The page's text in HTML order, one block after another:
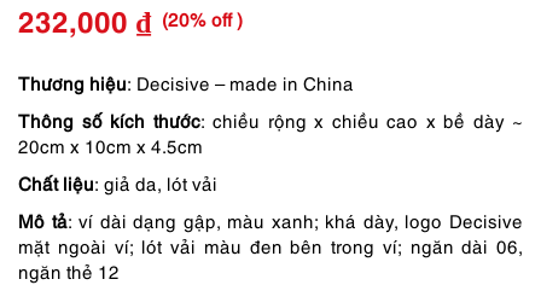
Giá
gốc
là:
232,000 ₫
Giá
hiện
tại
(20% off )
Thương hiệu: Decisive – made in China
Thông số kích thước: chiều rộng x chiều cao x bề dày ~
20cm x 10cm x 4.5cm
Chất liệu: giả da, lót vải
Mô tả: ví dài dạng gập, màu xanh; khá dày, logo Decisive
mặt ngoài ví; lót vải màu đen bên trong ví; ngăn dài 06,
ngăn thẻ 12